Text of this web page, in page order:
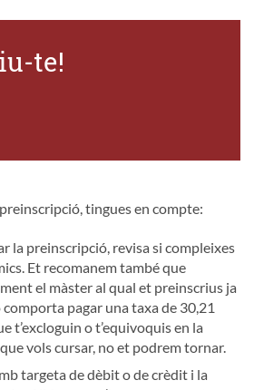
te!
tingues en compte:
la preinscripció, revisa si compleixes
Et recomanem també que
el màster al qual et preinscrius ja
pagar una taxa de 30,21
t’excloguin o t’equivoquis en la
vols cursar, no et podrem tornar.
targeta de dèbit o de crèdit i la